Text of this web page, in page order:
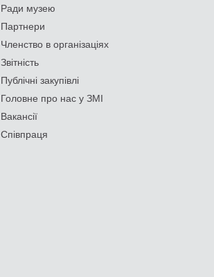
Ради музею
Партнери
Членство в організаціях
Звітність
Публічні закупівлі
Головне про нас у ЗМІ
Вакансії
Співпраця